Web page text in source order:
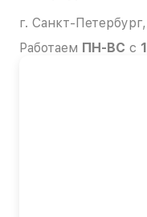
г. Санкт-
Работаем ПН-ВС с